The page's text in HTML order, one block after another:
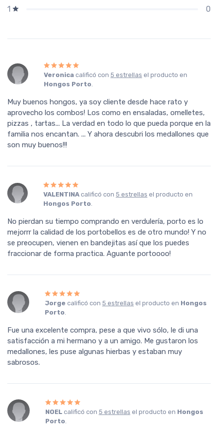
1
0
Veronicacalificó con 5 estrellas el producto en
Hongos Porto.
Muy buenos hongos, ya soy cliente desde hace rato y
aprovecho los combos! Los como en ensaladas, omelletes,
pizzas , tartas... La verdad en todo lo que pueda porque en la
familia nos encantan. ... Y ahora descubri los medallones que
son muy buenos!!!
VALENTINAcalificó con 5 estrellas el producto en
Hongos Porto.
No pierdan su tiempo comprando en verdulería, porto es lo
mejorrr la calidad de los portobellos es de otro mundo! Y no
se preocupen, vienen en bandejitas así que los puedes
fraccionar de forma practica. Aguante portoooo!
Jorge calificó con 5 estrellas el producto en Hongos
Porto.
Fue una excelente compra, pese a que vivo sólo, le di una
satisfacción a mi hermano y a un amigo. Me gustaron los
medallones, les puse algunas hierbas y estaban muy
sabrosos.
NOELcalificó con 5 estrellas el producto en Hongos
Porto.